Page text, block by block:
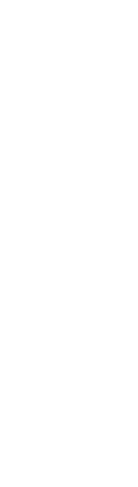
Pembunuhan,